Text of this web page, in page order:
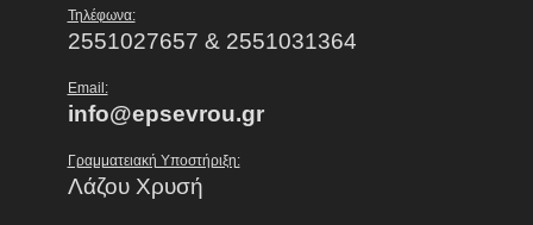
Τηλέφωνα:
2551027657 & 2551031364
Email:
info@epsevrou.gr
Γραμματειακή Υποστήριξη:
Λάζου Χρυσή